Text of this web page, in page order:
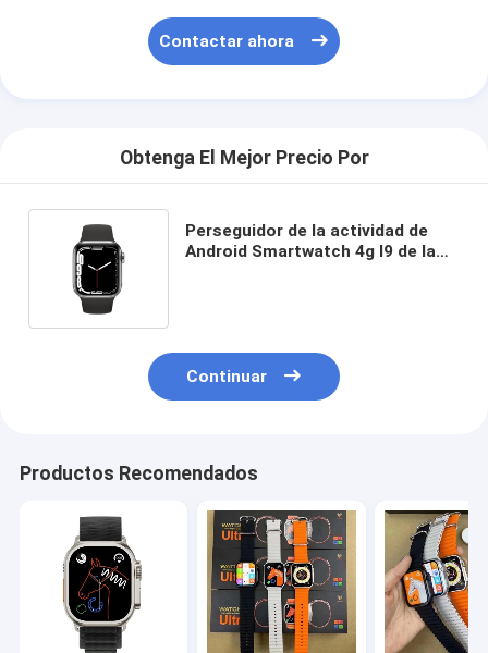
Contactar ahora
Obtenga El Mejor Precio Por
Perseguidor de la actividad de
Android Smartwatch 4g I9 de la
Continuar
Productos Recomendados